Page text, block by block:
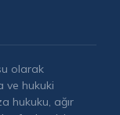
olarak
ve hukuki
hukuku, ağır